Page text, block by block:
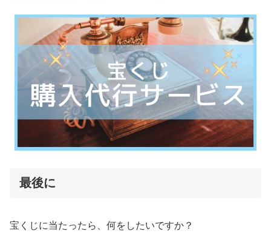
最後に
宝くじに当たったら、何をしたいですか？